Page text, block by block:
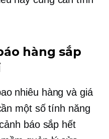
hàng sắp
nhiêu hàng và giá
một số tính năng
báo sắp hết